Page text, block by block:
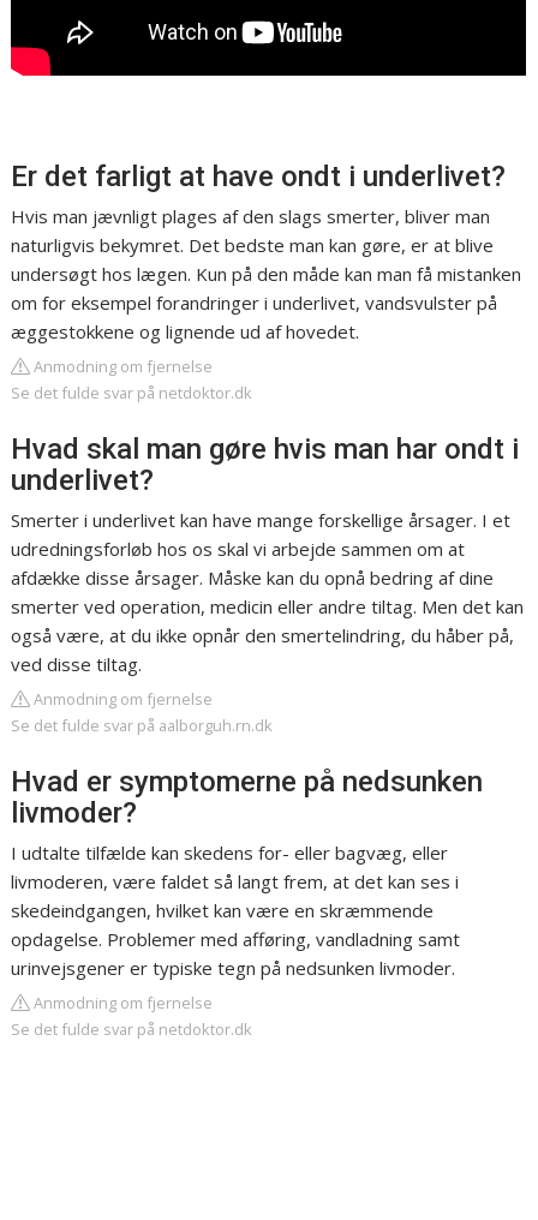
Er det farligt at have ondt i underlivet?
Hvis man jævnligt plages af den slags smerter, bliver man
naturligvis bekymret. Det bedste man kan gøre, er at blive
undersøgt hos lægen. Kun på den måde kan man få mistanken
om for eksempel forandringer i underlivet, vandsvulster på
æggestokkene og lignende ud af hovedet.
Anmodning om fjernelse
Se det fulde svar på netdoktor.dk
Hvad skal man gøre hvis man har ondt i
underlivet?
Smerter i underlivet kan have mange forskellige årsager. I et
udredningsforløb hos os skal vi arbejde sammen om at
afdække disse årsager. Måske kan du opnå bedring af dine
smerter ved operation, medicin eller andre tiltag. Men det kan
også være, at du ikke opnår den smertelindring, du håber på,
ved disse tiltag.
Anmodning om fjernelse
Se det fulde svar på aalborguh.rn.dk
Hvad er symptomerne på nedsunken
livmoder?
I udtalte tilfælde kan skedens for- eller bagvæg, eller
livmoderen, være faldet så langt frem, at det kan ses i
skedeindgangen, hvilket kan være en skræmmende
opdagelse. Problemer med afføring, vandladning samt
urinvejsgener er typiske tegn på nedsunken livmoder.
Anmodning om fjernelse
Se det fulde svar på netdoktor.dk